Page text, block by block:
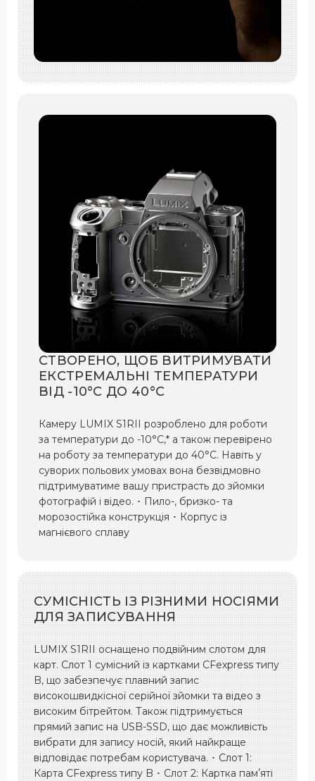
СТВОРЕНО, ЩОБ ВИТРИМУВАТИ
ЕКСТРЕМАЛЬНІ ТЕМПЕРАТУРИ
ВІД -10°C ДО 40°C
Камеру LUMIX S1RII розроблено для роботи
за температури до -10°C,* а також перевірено
на роботу за температури до 40°C. Навіть у
суворих польових умовах вона безвідмовно
підтримуватиме вашу пристрасть до зйомки
фотографій і відео. ･ Пило-, бризко- та
морозостійка конструкція ･ Корпус із
магнієвого сплаву
СУМІСНІСТЬ ІЗ РІЗНИМИ НОСІЯМИ
ДЛЯ ЗАПИСУВАННЯ
LUMIX S1RII оснащено подвійним слотом для
карт. Слот 1 сумісний із картками CFexpress типу
B, що забезпечує плавний запис
високошвидкісної серійної зйомки та відео з
високим бітрейтом. Також підтримується
прямий запис на USB-SSD, що дає можливість
вибрати для запису носій, який найкраще
відповідає потребам користувача. ･ Слот 1:
Карта CFexpress типу B ･ Слот 2: Картка памʼяті